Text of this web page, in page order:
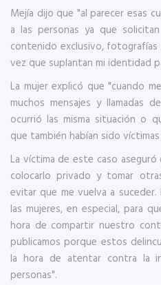
Mejía dijo que "al parecer esas
a las personas ya que
contenido exclusivo, fotografías
vez que suplantan mi identidad
La mujer explicó que "cuando
muchos mensajes y llamadas
ocurrió las misma situación o
que también habían sido
La víctima de este caso
colocarlo privado y tomar
evitar que me vuelva a
las mujeres, en especial, para
hora de compartir nuestro
publicamos porque estos
la hora de atentar contra la
personas".